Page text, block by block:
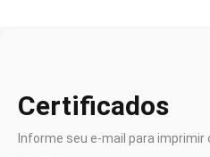
Certificados
Informe seu e-mail para imprimir